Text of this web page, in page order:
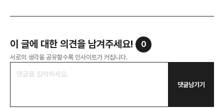
이 글에 대한 의견을 남겨주세요! 0
서로의 생각을 공유할수록 인사이트가 커집니다.
댓글남기기